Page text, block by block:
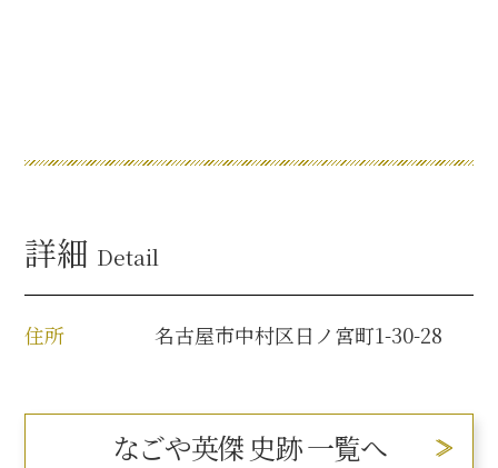
利家関連 史跡 一覧
加藤清正と名古屋の関係
清正関連 史跡 一覧
名古屋＜清正＞観光モデルコース
詳細 Detail
住所 名古屋市中村区日ノ宮町1-30-28
なごや英傑 史跡 一覧へ